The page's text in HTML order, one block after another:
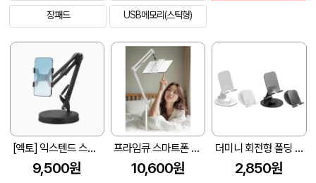
장패드 USB메모리(스틱형)
[엑토] 익스텐드 스마트폰 전용 스탠드 MST-37
9,500원
프라임큐 스마트폰 태블릿 침대 거치대 JW-STND100
10,600원
더미니 회전형 폴딩 스마트폰거치대
2,850원